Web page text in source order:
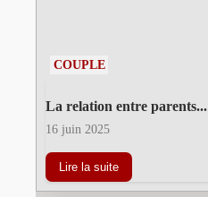
COUPLE
La relation entre parents...
16 juin 2025
Lire la suite